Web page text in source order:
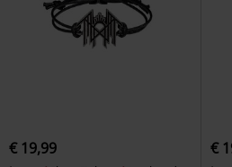
€ 19,99 €